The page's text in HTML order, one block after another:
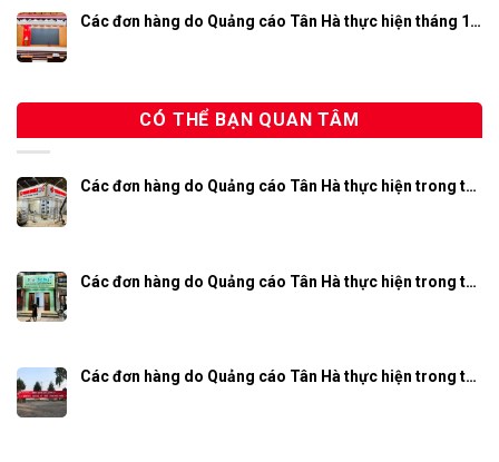
Các đơn hàng do Quảng cáo Tân Hà thực hiện tháng 1…
CÓ THỂ BẠN QUAN TÂM
Các đơn hàng do Quảng cáo Tân Hà thực hiện trong t…
Các đơn hàng do Quảng cáo Tân Hà thực hiện trong t…
Các đơn hàng do Quảng cáo Tân Hà thực hiện trong t…